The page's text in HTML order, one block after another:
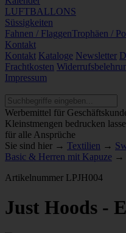
LUFTBALLONS
Süssigkeiten
Fahnen / FlaggenTrophäen /
Kontakt
Kontakt Kataloge Newsletter
Frachtkosten
Impressum
Werbemittel für
Kleinstmengen bedrucken
für alle Ansprüche
Sie sind hier → Textilien →
Basic & Herren mit Kapuze →
Artikelnummer LPJH004
Just Hoods -